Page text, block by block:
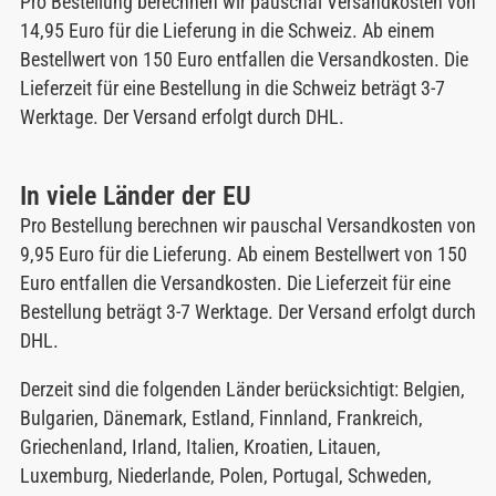
14,95 Euro für die Lieferung in die Schweiz. Ab einem
Bestellwert von 150 Euro entfallen die Versandkosten. Die
Lieferzeit für eine Bestellung in die Schweiz beträgt 3-7
Werktage. Der Versand erfolgt durch DHL.
In viele Länder der EU
Pro Bestellung berechnen wir pauschal Versandkosten von
9,95 Euro für die Lieferung. Ab einem Bestellwert von 150
Euro entfallen die Versandkosten. Die Lieferzeit für eine
Bestellung beträgt 3-7 Werktage. Der Versand erfolgt durch
DHL.
Derzeit sind die folgenden Länder berücksichtigt: Belgien,
Bulgarien, Dänemark, Estland, Finnland, Frankreich,
Griechenland, Irland, Italien, Kroatien, Litauen,
Luxemburg, Niederlande, Polen, Portugal, Schweden,